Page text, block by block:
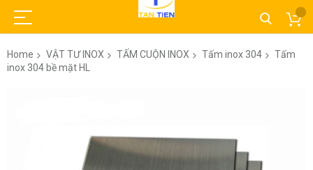
Home VẬT TƯ INOX TẤM CUỘN INOX Tấm inox 304
Tấm
inox 304 bề mặt HL